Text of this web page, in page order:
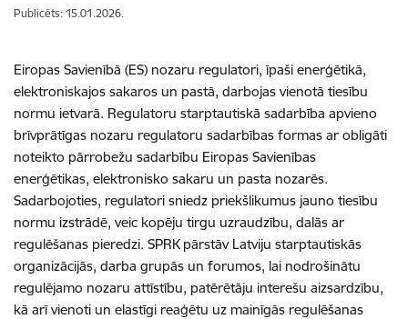
Publicēts: 15.01.2026.
Eiropas Savienībā (ES) nozaru regulatori, īpaši enerģētikā,
elektroniskajos sakaros un pastā, darbojas vienotā tiesību
normu ietvarā. Regulatoru starptautiskā sadarbība apvieno
brīvprātīgas nozaru regulatoru sadarbības formas ar obligāti
noteikto pārrobežu sadarbību Eiropas Savienības
enerģētikas, elektronisko sakaru un pasta nozarēs.
Sadarbojoties, regulatori sniedz priekšlikumus jauno tiesību
normu izstrādē, veic kopēju tirgu uzraudzību, dalās ar
regulēšanas pieredzi. SPRK pārstāv Latviju starptautiskās
organizācijās, darba grupās un forumos, lai nodrošinātu
regulējamo nozaru attīstību, patērētāju interešu aizsardzību,
kā arī vienoti un elastīgi reaģētu uz mainīgās regulēšanas